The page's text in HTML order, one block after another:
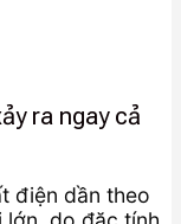
ra ngay cả
điện dần theo